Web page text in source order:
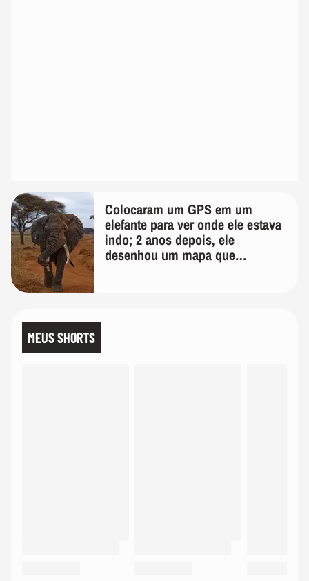
Colocaram um GPS em um
elefante para ver onde ele estava
indo; 2 anos depois, ele
desenhou um mapa que
MEUS SHORTS